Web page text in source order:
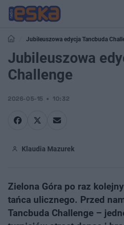
Jubileuszowa edycja Tancbuda
Jubileuszowa
Challenge
2026-05-15 10:32
Klaudia Mazurek
Zielona Góra po raz
tańca ulicznego. Przed
Tancbuda Challenge –